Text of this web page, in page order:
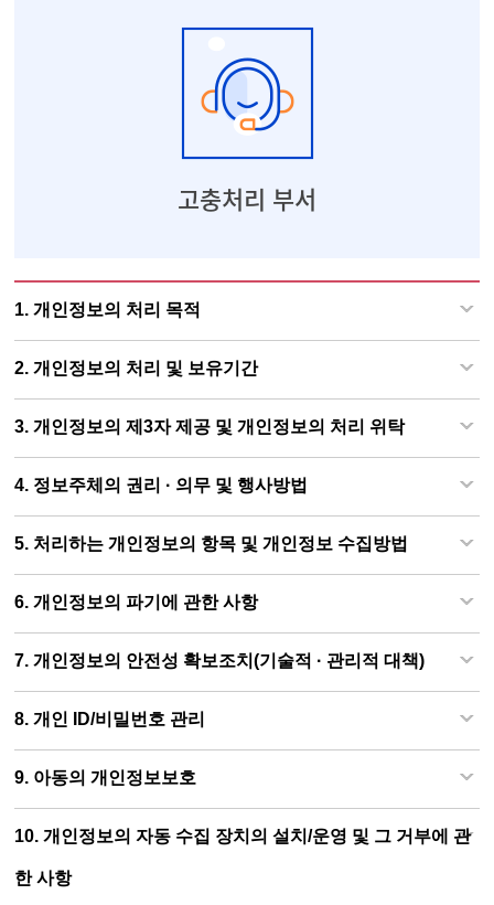
고충처리 부서
1. 개인정보의 처리 목적
2. 개인정보의 처리 및 보유기간
3. 개인정보의 제3자 제공 및 개인정보의 처리 위탁
4. 정보주체의 권리 · 의무 및 행사방법
5. 처리하는 개인정보의 항목 및 개인정보 수집방법
6. 개인정보의 파기에 관한 사항
7. 개인정보의 안전성 확보조치(기술적 · 관리적 대책)
8. 개인 ID/비밀번호 관리
9. 아동의 개인정보보호
10. 개인정보의 자동 수집 장치의 설치/운영 및 그 거부에 관
한 사항